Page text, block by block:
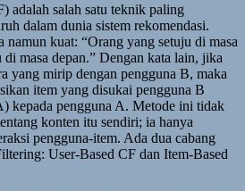
adalah salah satu teknik paling
dalam dunia sistem rekomendasi.
namun kuat: “Orang yang setuju di masa
masa depan.” Dengan kata lain, jika
yang mirip dengan pengguna B, maka
item yang disukai pengguna B
kepada pengguna A. Metode ini tidak
konten itu sendiri; ia hanya
pengguna-item. Ada dua cabang
User-Based CF dan Item-Based